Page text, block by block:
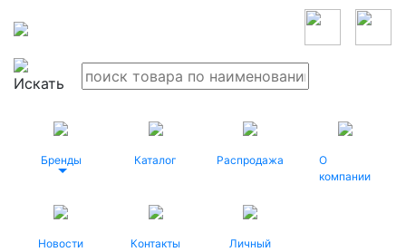
Бренды Каталог Распродажа
О
компании
Новости Контакты
Личный